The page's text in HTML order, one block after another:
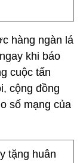
hàng ngàn lá
khi báo
cuộc tấn
cộng đồng
số mạng của